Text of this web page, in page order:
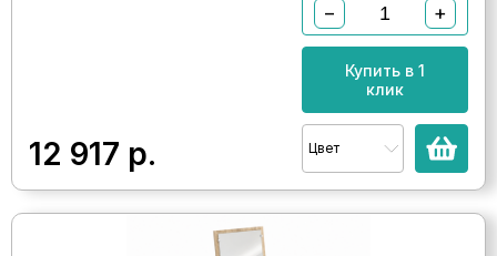
12 917 р.
− +
Купить в 1
клик
Цвет